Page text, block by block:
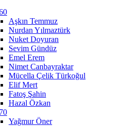
Aşkın Temmuz
Nurdan Yılmaztürk
Nuket Doyuran
Sevim Gündüz
Emel Erem
Nimet Canbayraktar
Mücella Çelik Türkoğul
Elif Mert
Fatoş Şahin
Hazal Özkan
Yağmur Öner